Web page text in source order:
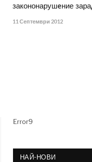
закононарушeние
11 Септември 2012
Error9
НАЙ-НОВИ